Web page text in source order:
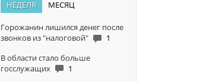
НЕДЕЛЯ МЕСЯЦ
Горожанин лишился денег после
звонков из "налоговой"
1
В области стало больше
госслужащих
1